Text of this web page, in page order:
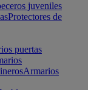
juveniles
Protectores de
puertas
Armarios